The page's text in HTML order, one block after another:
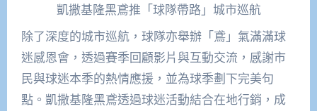
凱撒基隆黑鳶推「球隊帶路」城市巡航
除了深度的城市巡航，球隊亦舉辦「鳶」氣滿滿球
迷感恩會，透過賽季回顧影片與互動交流，感謝市
民與球迷本季的熱情應援，並為球季劃下完美句
點。凱撒基隆黑鳶透過球迷活動結合在地行銷，成